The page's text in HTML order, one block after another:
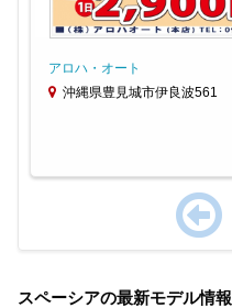
アロハ・オート
沖縄県豊見城市伊良波561
of
スペーシアの最新モデル情報